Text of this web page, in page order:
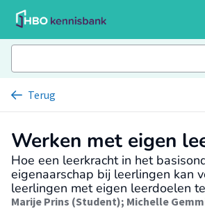
Terug
Werken met eigen
Hoe een leerkracht in het
eigenaarschap bij leerlingen kan
leerlingen met eigen leerdoelen
Marije Prins (Student); Michelle